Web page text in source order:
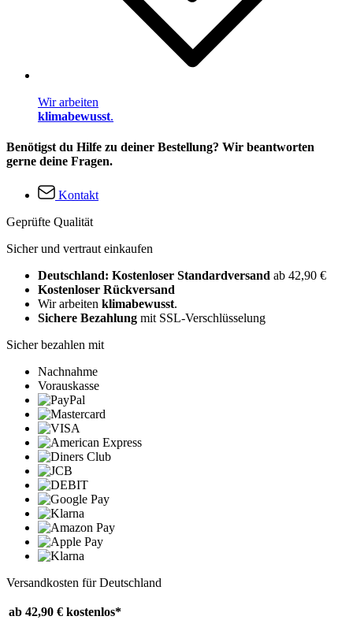
Wir arbeiten
klimabewusst.
Benötigst du Hilfe zu deiner Bestellung? Wir beantworten
gerne deine Fragen.
Kontakt
Geprüfte Qualität
Sicher und vertraut einkaufen
Deutschland: Kostenloser Standardversand ab 42,90 €
Kostenloser Rückversand
Wir arbeiten klimabewusst.
Sichere Bezahlung mit SSL-Verschlüsselung
Sicher bezahlen mit
Nachnahme
Vorauskasse
Versandkosten für Deutschland
ab 42,90 € kostenlos*